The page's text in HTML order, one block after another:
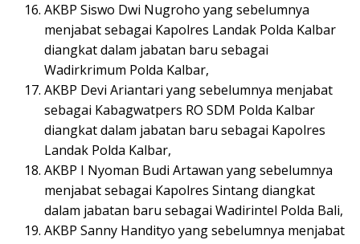
AKBP Siswo Dwi Nugroho yang sebelumnya
menjabat sebagai Kapolres Landak Polda Kalbar
diangkat dalam jabatan baru sebagai
Wadirkrimum Polda Kalbar,
AKBP Devi Ariantari yang sebelumnya menjabat
sebagai Kabagwatpers RO SDM Polda Kalbar
diangkat dalam jabatan baru sebagai Kapolres
Landak Polda Kalbar,
AKBP I Nyoman Budi Artawan yang sebelumnya
menjabat sebagai Kapolres Sintang diangkat
dalam jabatan baru sebagai Wadirintel Polda Bali,
AKBP Sanny Handityo yang sebelumnya menjabat